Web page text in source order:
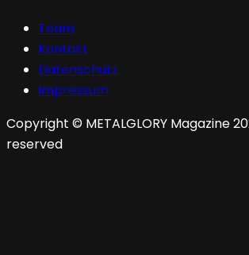
Team
Kontakt
Datenschutz
Impressum
Copyright © METALGLORY Magazine
reserved